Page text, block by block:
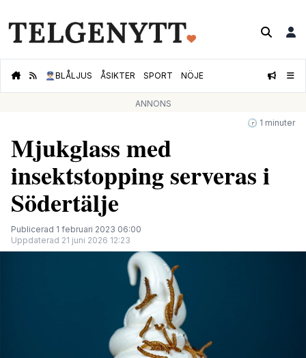
👮🏻‍♂️BLÅLJUS ÅSIKTER SPORT NÖJE
ANNONS
🕝 1 minuter
Mjukglass med
insektstopping serveras i
Södertälje
Publicerad 1 februari 2023 06:00
Uppdaterad 21 juni 2026 12:23